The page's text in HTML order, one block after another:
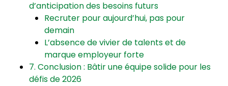
d’anticipation des besoins futurs
Recruter pour aujourd’hui, pas pour
demain
L’absence de vivier de talents et de
marque employeur forte
7. Conclusion : Bâtir une équipe solide pour les
défis de 2026